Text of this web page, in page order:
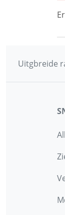
Uitgbreide